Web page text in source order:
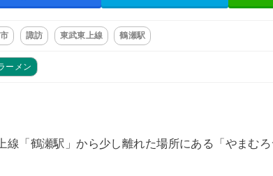
諏訪 東武東上線 鶴瀬駅
ーメン
線「鶴瀬駅」から少し離れた場所にある「やまむ